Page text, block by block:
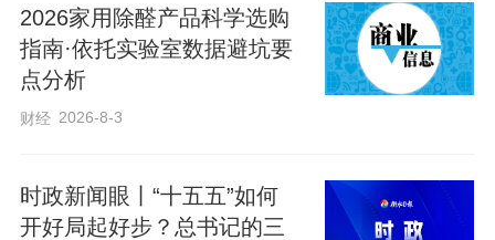
2026家用除醛产品科学选购
指南·依托实验室数据避坑要
点分析
财经 2026-8-3
时政新闻眼丨“十五五”如何
开好局起好步？总书记的三